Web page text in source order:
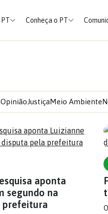
Conheça o PT
OpiniãoJustiçaMeio Ambiente
aponta
segundo na
prefeitura